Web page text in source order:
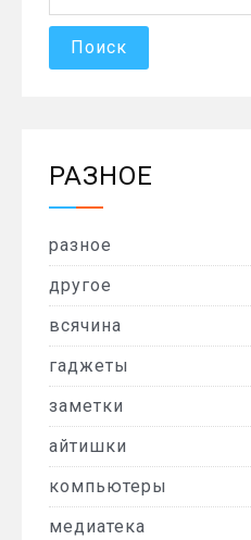
РАЗНОЕ
разное
другое
всячина
гаджеты
заметки
айтишки
компьютеры
медиатека